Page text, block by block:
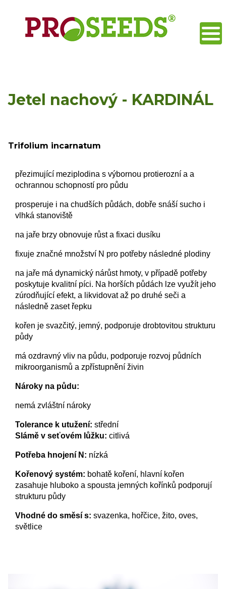
Jetel nachový - KARDINÁL
Trifolium incarnatum
přezimující meziplodina s výbornou protierozní a a
ochrannou schopností pro půdu
prosperuje i na chudších půdách, dobře snáší sucho i
vlhká stanoviště
na jaře brzy obnovuje růst a fixaci dusíku
fixuje značné množství N pro potřeby následné plodiny
na jaře má dynamický nárůst hmoty, v případě potřeby
poskytuje kvalitní píci. Na horších půdách lze využít jeho
zúrodňující efekt, a likvidovat až po druhé seči a
následně zaset řepku
kořen je svazčitý, jemný, podporuje drobtovitou strukturu
půdy
má ozdravný vliv na půdu, podporuje rozvoj půdních
mikroorganismů a zpřístupnění živin
Nároky na půdu:
nemá zvláštní nároky
Tolerance k utužení: střední
Slámě v seťovém lůžku: citlivá
Potřeba hnojení N: nízká
Kořenový systém: bohatě koření, hlavní kořen
zasahuje hluboko a spousta jemných kořínků podporují
strukturu půdy
Vhodné do směsí s: svazenka, hořčice, žito, oves,
světlice